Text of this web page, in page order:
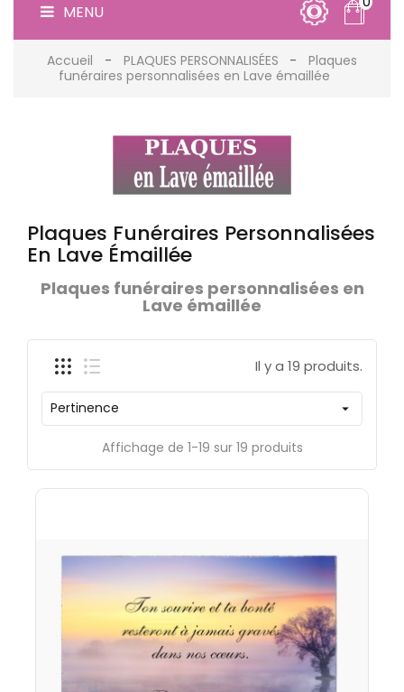
MENU
Accueil PLAQUES PERSONNALISÉES
Plaques
funéraires personnalisées en Lave émaillée
Plaques Funéraires Personnalisées
En Lave Émaillée
Plaques funéraires personnalisées en
Lave émaillée
Il y a 19 produits.
Pertinence 
Affichage de 1-19 sur 19 produits